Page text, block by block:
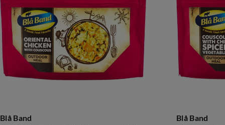
Blå Band
Blå Band